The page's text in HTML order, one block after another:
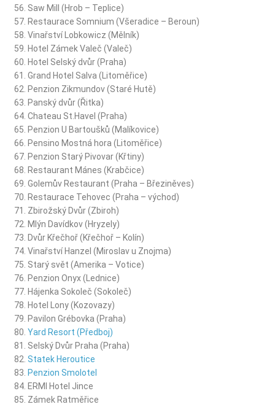
Saw Mill (Hrob – Teplice)
Restaurace Somnium (Všeradice – Beroun)
Vinařství Lobkowicz (Mělník)
Hotel Zámek Valeč (Valeč)
Hotel Selský dvůr (Praha)
Grand Hotel Salva (Litoměřice)
Penzion Zikmundov (Staré Hutě)
Panský dvůr (Řitka)
Chateau St.Havel (Praha)
Penzion U Bartoušků (Malíkovice)
Pensino Mostná hora (Litoměřice)
Penzion Starý Pivovar (Křtiny)
Restaurant Mánes (Krabčice)
Golemův Restaurant (Praha – Březiněves)
Restaurace Tehovec (Praha – východ)
Zbirožský Dvůr (Zbiroh)
Mlýn Davídkov (Hryzely)
Dvůr Křečhoř (Křečhoř – Kolín)
Vinařství Hanzel (Miroslav u Znojma)
Starý svět (Amerika – Votice)
Penzion Onyx (Lednice)
Hájenka Sokoleč (Sokoleč)
Hotel Lony (Kozovazy)
Pavilon Grébovka (Praha)
Yard Resort (Předboj)
Selský Dvůr Praha (Praha)
Statek Heroutice
Penzion Smolotel
ERMI Hotel Jince
Zámek Ratměřice